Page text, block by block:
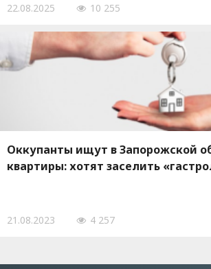
22.08.2025 10 255
Оккупанты ищут в Запорожской
квартиры: хотят заселить
21.08.2023 4 257